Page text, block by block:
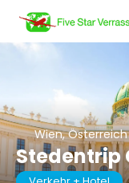
Wien, Österreich
Stedentrip